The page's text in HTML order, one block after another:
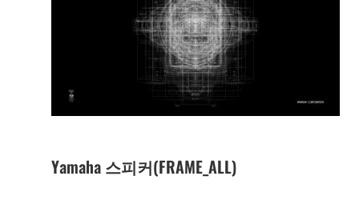
Yamaha 스피커(FRAME_ALL)